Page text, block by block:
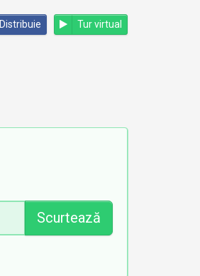
Distribuie Tur virtual
Scurtează